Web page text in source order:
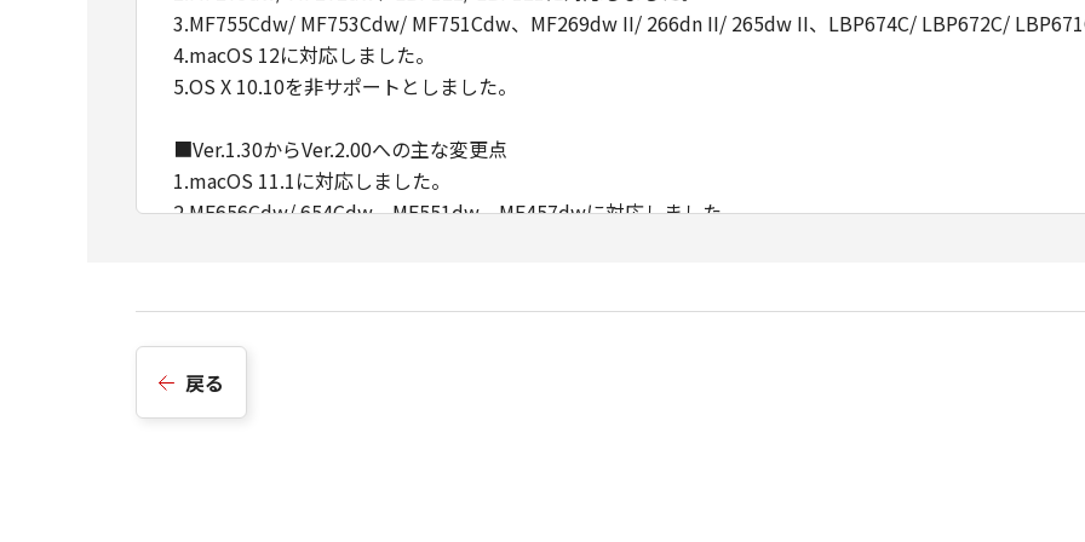
3.MF755Cdw/ MF753Cdw/ MF751Cdw、MF269dw II/ 266dn II/ 265dw II、LBP674C/ LBP672C/
4.macOS 12に対応しました。
5.OS X 10.10を非サポートとしました。
■Ver.1.30からVer.2.00への主な変更点
1.macOS 11.1に対応しました。
2.MF656Cdw/ 654Cdw、MF551dw、MF457dwに対応しました。
1.macOS 10.15に対応しました。
■Ver.1.10からVer.1.20への主な変更点
1.MF269dw/ 266dn/ 265dw/ 264dw/ 262dwに対応しました。
戻る